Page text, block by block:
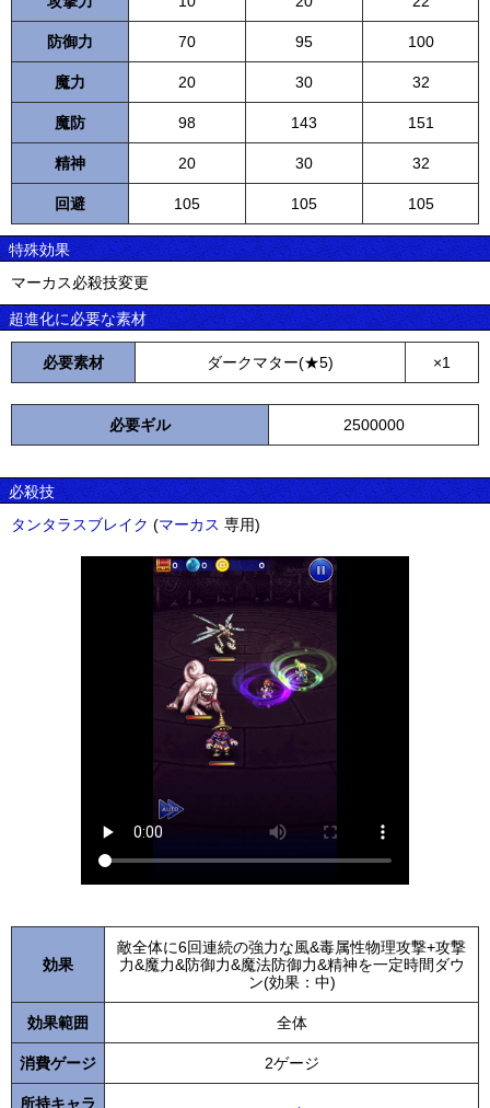
防御力 70 95 100
魔力 20 30 32
魔防 98 143 151
精神 20 30 32
回避 105 105 105
特殊効果
マーカス必殺技変更
超進化に必要な素材
必要素材 ダークマター(★5) ×1
必要ギル 2500000
必殺技
タンタラスブレイク (マーカス 専用)
効果
敵全体に6回連続の強力な風&毒属性物理攻撃+攻撃
力&魔力&防御力&魔法防御力&精神を一定時間ダウ
ン(効果：中)
効果範囲 全体
消費ゲージ 2ゲージ
所持キャラ